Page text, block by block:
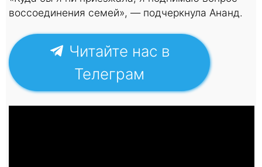
воссоединения семей», — подчеркнула Ананд.
Читайте нас в
Телеграм